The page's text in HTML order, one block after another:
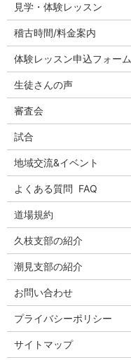
見学・体験レッスン
稽古時間/料金案内
体験レッスン申込フォーム
生徒さんの声
審査会
試合
地域交流&イベント
よくある質問 FAQ
道場規約
久枝支部の紹介
潮見支部の紹介
お問い合わせ
プライバシーポリシー
サイトマップ